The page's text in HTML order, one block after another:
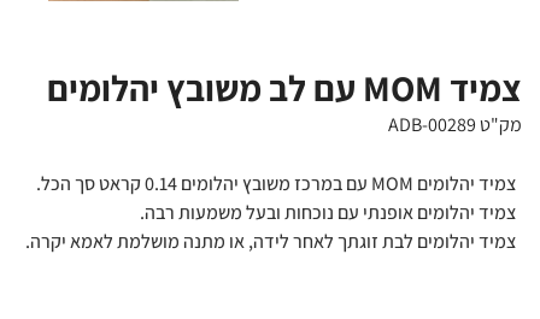
צמיד MOM עם לב משובץ יהלומים
מק"ט ADB-00289
צמיד יהלומים MOM עם במרכז משובץ יהלומים 0.14 קראט סך הכל.
צמיד יהלומים אופנתי עם נוכחות ובעל משמעות רבה.
צמיד יהלומים לבת זוגתך לאחר לידה, או מתנה מושלמת לאמא יקרה.